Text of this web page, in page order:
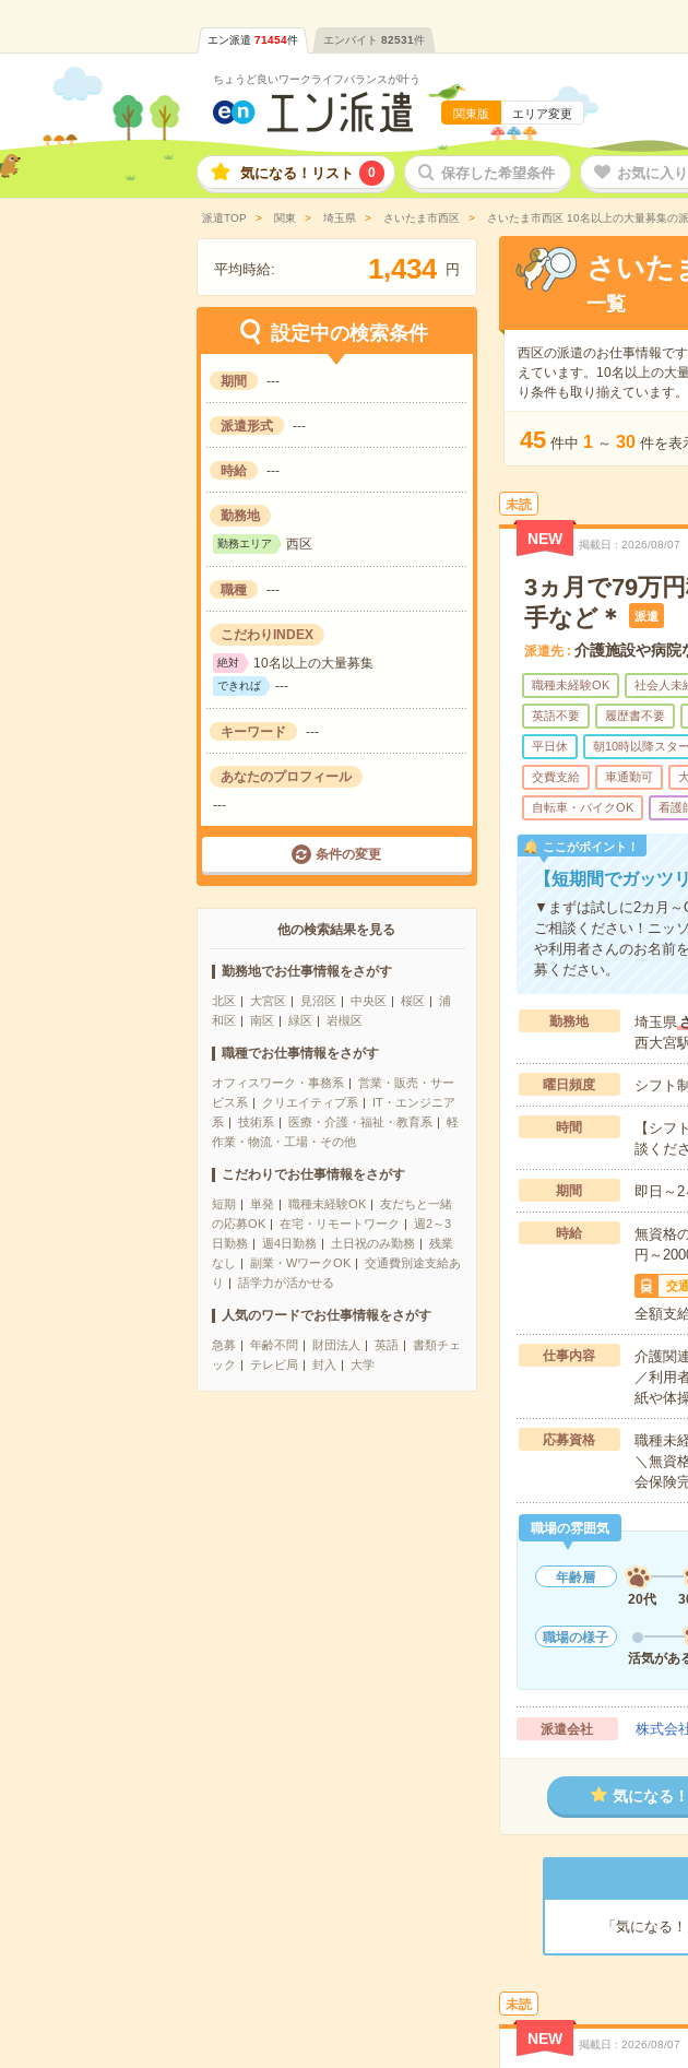
エン派遣 71454件 エンバイト 82531件
ちょうど良いワークライフバランスが叶う
関東版 エリア変更
気になる！リスト 0 保存した希望条件 お気に入
派遣TOP 関東 埼玉県 さいたま市西区 さいたま市西区 10名以上の大量募集の
平均時給: 1,434 円
設定中の検索条件
期間 ---
派遣形式 ---
時給 ---
勤務地
勤務エリア 西区
職種 ---
こだわりINDEX
絶対 10名以上の大量募集
できれば ---
キーワード ---
あなたのプロフィール
---
条件の変更
他の検索結果を見る
勤務地でお仕事情報をさがす
北区 大宮区 見沼区 中央区 桜区
浦
和区
南区 緑区 岩槻区
職種でお仕事情報をさがす
オフィスワーク・事務系
営業・販売・サー
ビス系
クリエイティブ系
IT・エンジニア
系
技術系 医療・介護・福祉・教育系
軽
作業・物流・工場・その他
こだわりでお仕事情報をさがす
短期 単発 職種未経験OK
友だちと一緒
の応募OK
在宅・リモートワーク
週2～3
日勤務
週4日勤務 土日祝のみ勤務
残業
なし
副業・WワークOK
交通費別途支給あ
り
語学力が活かせる
人気のワードでお仕事情報をさがす
急募 年齢不問 財団法人 英語
書類チェ
ック
テレビ局 封入 大学
さいた
一覧
西区の派遣のお仕事情報です
えています。10名以上の大
り条件も取り揃えています。
45 件中 1 ～ 30 件を表
未読
NEW 掲載日 2026/08/07
3ヵ月で79万
手など＊
派遣
派遣先 介護施設や病
職種未経験OK 社会人未
英語不要 履歴書不要
平日休 朝10時以降スタ
交費支給 車通勤可
自転車・バイクOK 看護
ここがポイント！
【短期間でガッツ
▼まずは試しに2カ月～
ご相談ください！ニッ
や利用者さんのお名前
募ください。
勤務地 埼玉県
西大宮
曜日頻度 シフト
時間
【シフ
談くだ
期間 即日～
時給
無資格
円～
交
全額支
仕事内容
介護関
／利用
紙や体
応募資格
職種未
＼無資
会保険
職場の雰囲気
年齢層
20代
職場の様子
活気があ
派遣会社 株式会
気になる！
「気になる
未読
NEW 掲載日 2026/08/07